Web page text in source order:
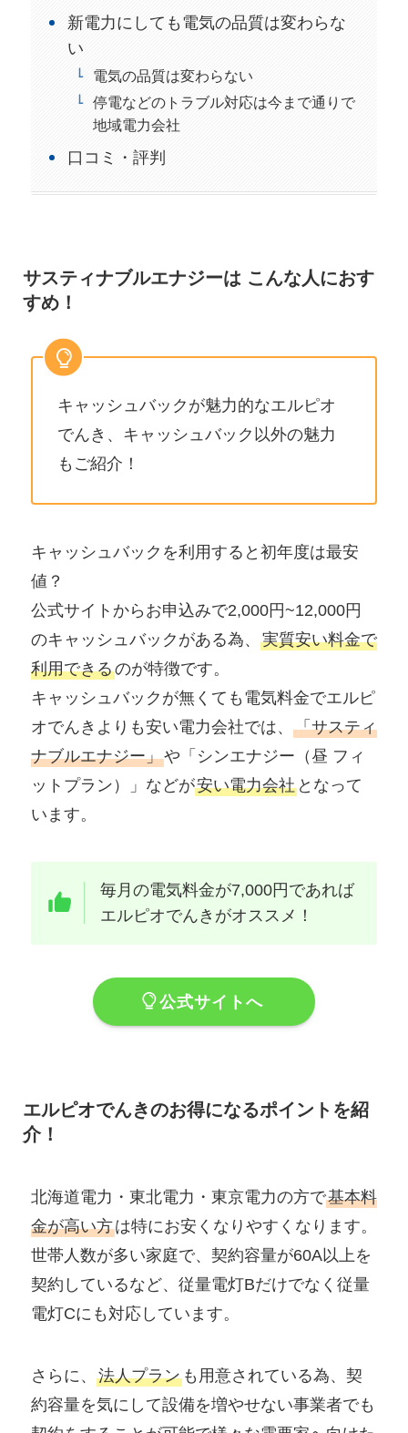
新電力にしても電気の品質は変わらな
い
電気の品質は変わらない
停電などのトラブル対応は今まで通りで
地域電力会社
口コミ・評判
サスティナブルエナジーは こんな人におす
すめ！
キャッシュバックが魅力的なエルピオ
でんき、キャッシュバック以外の魅力
もご紹介！
キャッシュバックを利用すると初年度は最安
値？
公式サイトからお申込みで2,000円~12,000円
のキャッシュバックがある為、 実質安い料金で
利用できるのが特徴です。
キャッシュバックが無くても電気料金でエルピ
オでんきよりも安い電力会社では、 「サスティ
ナブルエナジー」や「シンエナジー（昼 フィ
ットプラン）」などが安い電力会社となって
います。
毎月の電気料金が7,000円であれば
エルピオでんきがオススメ！
公式サイトへ
エルピオでんきのお得になるポイントを紹
介！
北海道電力・東北電力・東京電力の方で基本料
金が高い方は特にお安くなりやすくなります。
世帯人数が多い家庭で、契約容量が60A以上を
契約しているなど、従量電灯Bだけでなく従量
電灯Cにも対応しています。
さらに、 法人プランも用意されている為、契
約容量を気にして設備を増やせない事業者でも